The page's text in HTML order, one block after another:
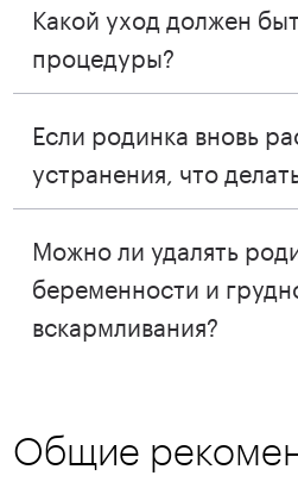
Какой уход должен
процедуры?
Если родинка вновь
устранения, что
Можно ли удалять
беременности и
вскармливания?
Общие